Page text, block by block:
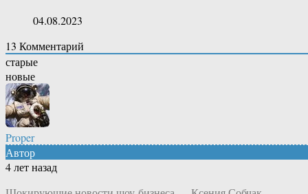
04.08.2023
13 Комментарий
старые
новые
Proper
Автор
4 лет назад